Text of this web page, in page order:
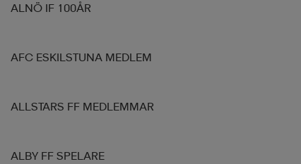
ALNÖ IF 100ÅR
AFC ESKILSTUNA MEDLEM
ALLSTARS FF MEDLEMMAR
ALBY FF SPELARE